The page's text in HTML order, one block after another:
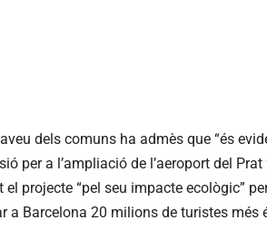
dels comuns ha admès que “és
per a l’ampliació de l’aeroport del Prat
projecte “pel seu impacte ecològic”
a Barcelona 20 milions de turistes més